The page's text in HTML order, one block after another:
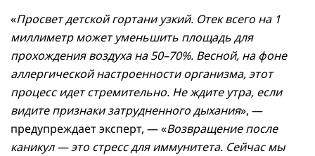
«Просвет детской гортани узкий. Отек всего на 1
миллиметр может уменьшить площадь для
прохождения воздуха на 50–70%. Весной, на фоне
аллергической настроенности организма, этот
процесс идет стремительно. Не ждите утра, если
видите признаки затрудненного дыхания», —
предупреждает эксперт, — «Возвращение после
каникул — это стресс для иммунитета. Сейчас мы